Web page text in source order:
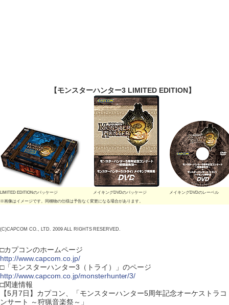
【モンスターハンター3 LIMITED EDITION】
LIMITED EDITIONのパッケージ メイキングDVDのパッケージ
メイキングDVDのレーベル
※画像はイメージです。同梱物の仕様は予告なく変更になる場合があります。
(C)CAPCOM CO., LTD. 2009 ALL RIGHTS RESERVED.
□カプコンのホームページ
http://www.capcom.co.jp/
□「モンスターハンター3（トライ）」のページ
http://www.capcom.co.jp/monsterhunter/3/
□関連情報
【5月7日】カプコン、「モンスターハンター5周年記念オーケストラコ
ンサート ～狩猟音楽祭～」